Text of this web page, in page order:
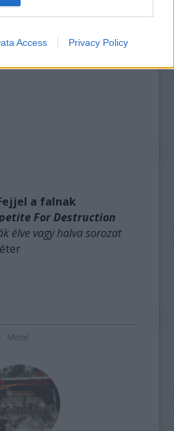
Access Privacy Policy
Fejjel a falnak
For Destruction
élve vagy halva sorozat
Metal